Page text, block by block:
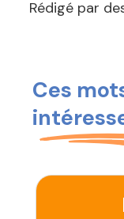
Rédigé par
Ces